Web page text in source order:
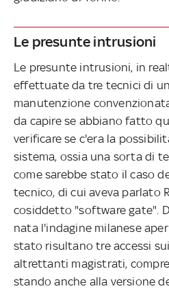
Le presunte intrusioni
Le presunte intrusioni, in
effettuate da tre tecnici di
manutenzione
da capire se abbiano fatto
verificare se c'era la
sistema, ossia una sorta di
come sarebbe stato il caso
tecnico, di cui aveva parlato
cosiddetto "software gate".
nata l'indagine milanese
stato risultano tre accessi
altrettanti magistrati,
stando anche alla versione